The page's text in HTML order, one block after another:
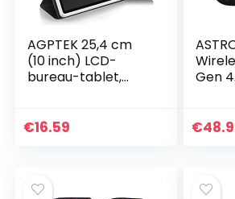
AGPTEK 25,4 cm
(10 inch) LCD-
bureau-tablet,
kantoor, klaslokaal,
€16.59
Gen 4
pc en
€